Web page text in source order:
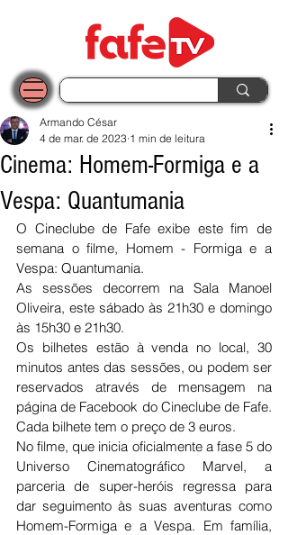
Cinema: Homem-Formiga e a
Vespa: Quantumania
Armando César
4 de mar. de 2023 1 min de leitura
O Cineclube de Fafe exibe este fim de
semana o filme, Homem - Formiga e a
Vespa: Quantumania.
As sessões decorrem na Sala Manoel
Oliveira, este sábado às 21h30 e domingo
às 15h30 e 21h30.
Os bilhetes estão à venda no local, 30
minutos antes das sessões, ou podem ser
reservados através de mensagem na
página de Facebook do Cineclube de Fafe.
Cada bilhete tem o preço de 3 euros.
No filme, que inicia oficialmente a fase 5 do
Universo Cinematográfico Marvel, a
parceria de super-heróis regressa para
dar seguimento às suas aventuras como
Homem-Formiga e a Vespa. Em família,